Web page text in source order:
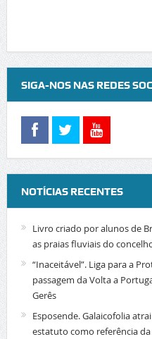
SIGA-NOS NAS REDES
NOTÍCIAS RECENTES
Livro criado por alunos de
as praias fluviais do
“Inaceitável”. Liga para a
passagem da Volta a
Gerês
Esposende. Galaicofolia
estatuto como referência